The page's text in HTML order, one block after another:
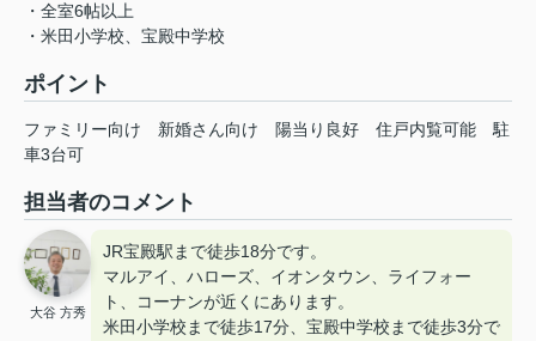
・全室6帖以上
・米田小学校、宝殿中学校
ポイント
ファミリー向け 新婚さん向け 陽当り良好 住戸内覧可能
駐
車3台可
担当者のコメント
大谷 方秀
JR宝殿駅まで徒歩18分です。
マルアイ、ハローズ、イオンタウン、ライフォー
ト、コーナンが近くにあります。
米田小学校まで徒歩17分、宝殿中学校まで徒歩3分で